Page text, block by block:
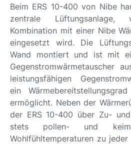
Beim ERS 10-400 von Nibe
zentrale
Kombination mit einer Nibe
eingesetzt wird. Die
Wand montiert und ist mit
Gegenstromwärmetauscher
leistungsfähigen
ein
ermöglicht. Neben der
der ERS 10-400 über Zu-
stets pollen- und
Wohlfühltemperaturen zu